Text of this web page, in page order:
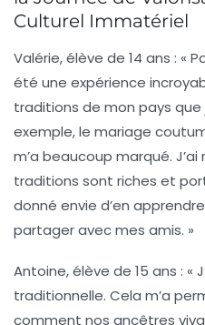
Culturel Immatériel
Valérie, élève de 14 ans : «
été une expérience
traditions de mon pays que
exemple, le mariage
m’a beaucoup marqué.
traditions sont riches et
donné envie d’en
partager avec mes amis. »
Antoine, élève de 15 ans : «
traditionnelle. Cela m’a
comment nos ancêtres